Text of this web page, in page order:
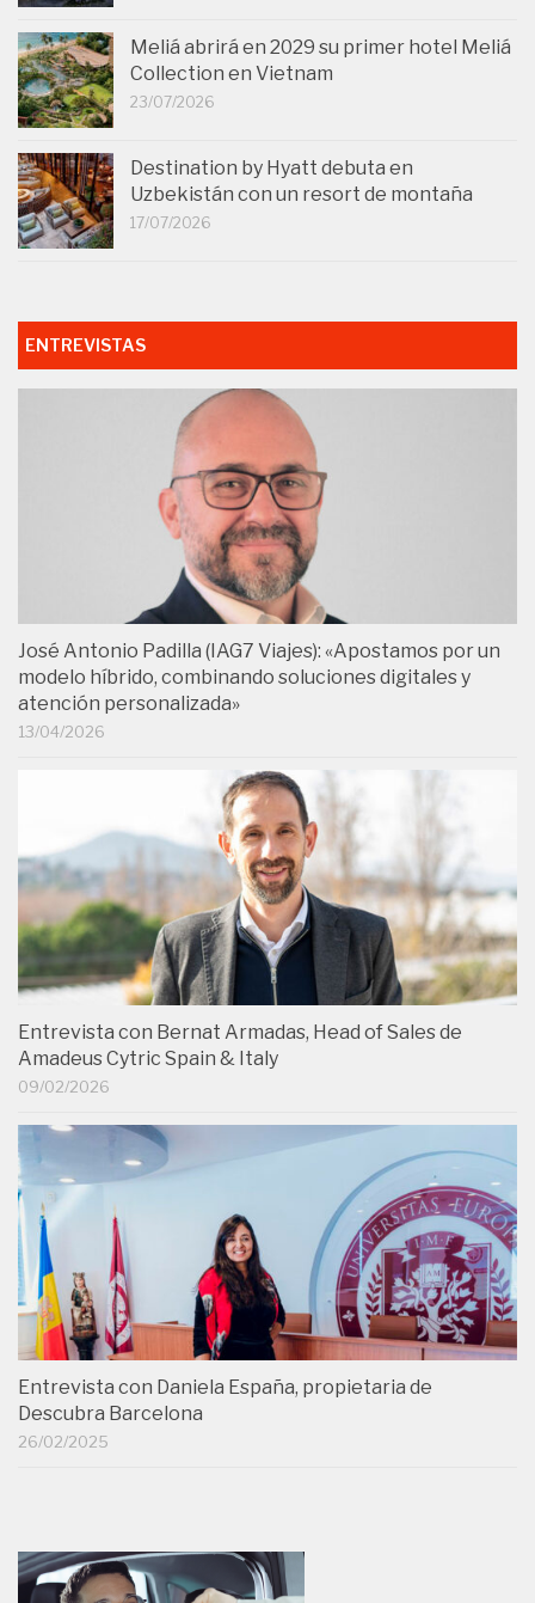
Meliá abrirá en 2029 su primer hotel Meliá
Collection en Vietnam
23/07/2026
Destination by Hyatt debuta en
Uzbekistán con un resort de montaña
17/07/2026
ENTREVISTAS
José Antonio Padilla (IAG7 Viajes): «Apostamos por un
modelo híbrido, combinando soluciones digitales y
atención personalizada»
13/04/2026
Entrevista con Bernat Armadas, Head of Sales de
Amadeus Cytric Spain & Italy
09/02/2026
Entrevista con Daniela España, propietaria de
Descubra Barcelona
26/02/2025